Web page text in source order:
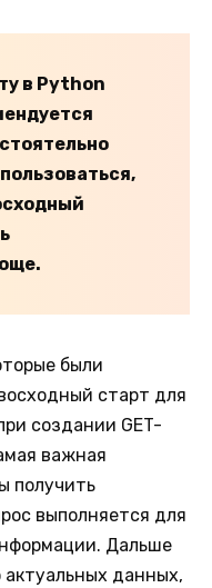
в Python
были
старт для
создании GET-
важная
получить
выполняется для
Дальше
данных,